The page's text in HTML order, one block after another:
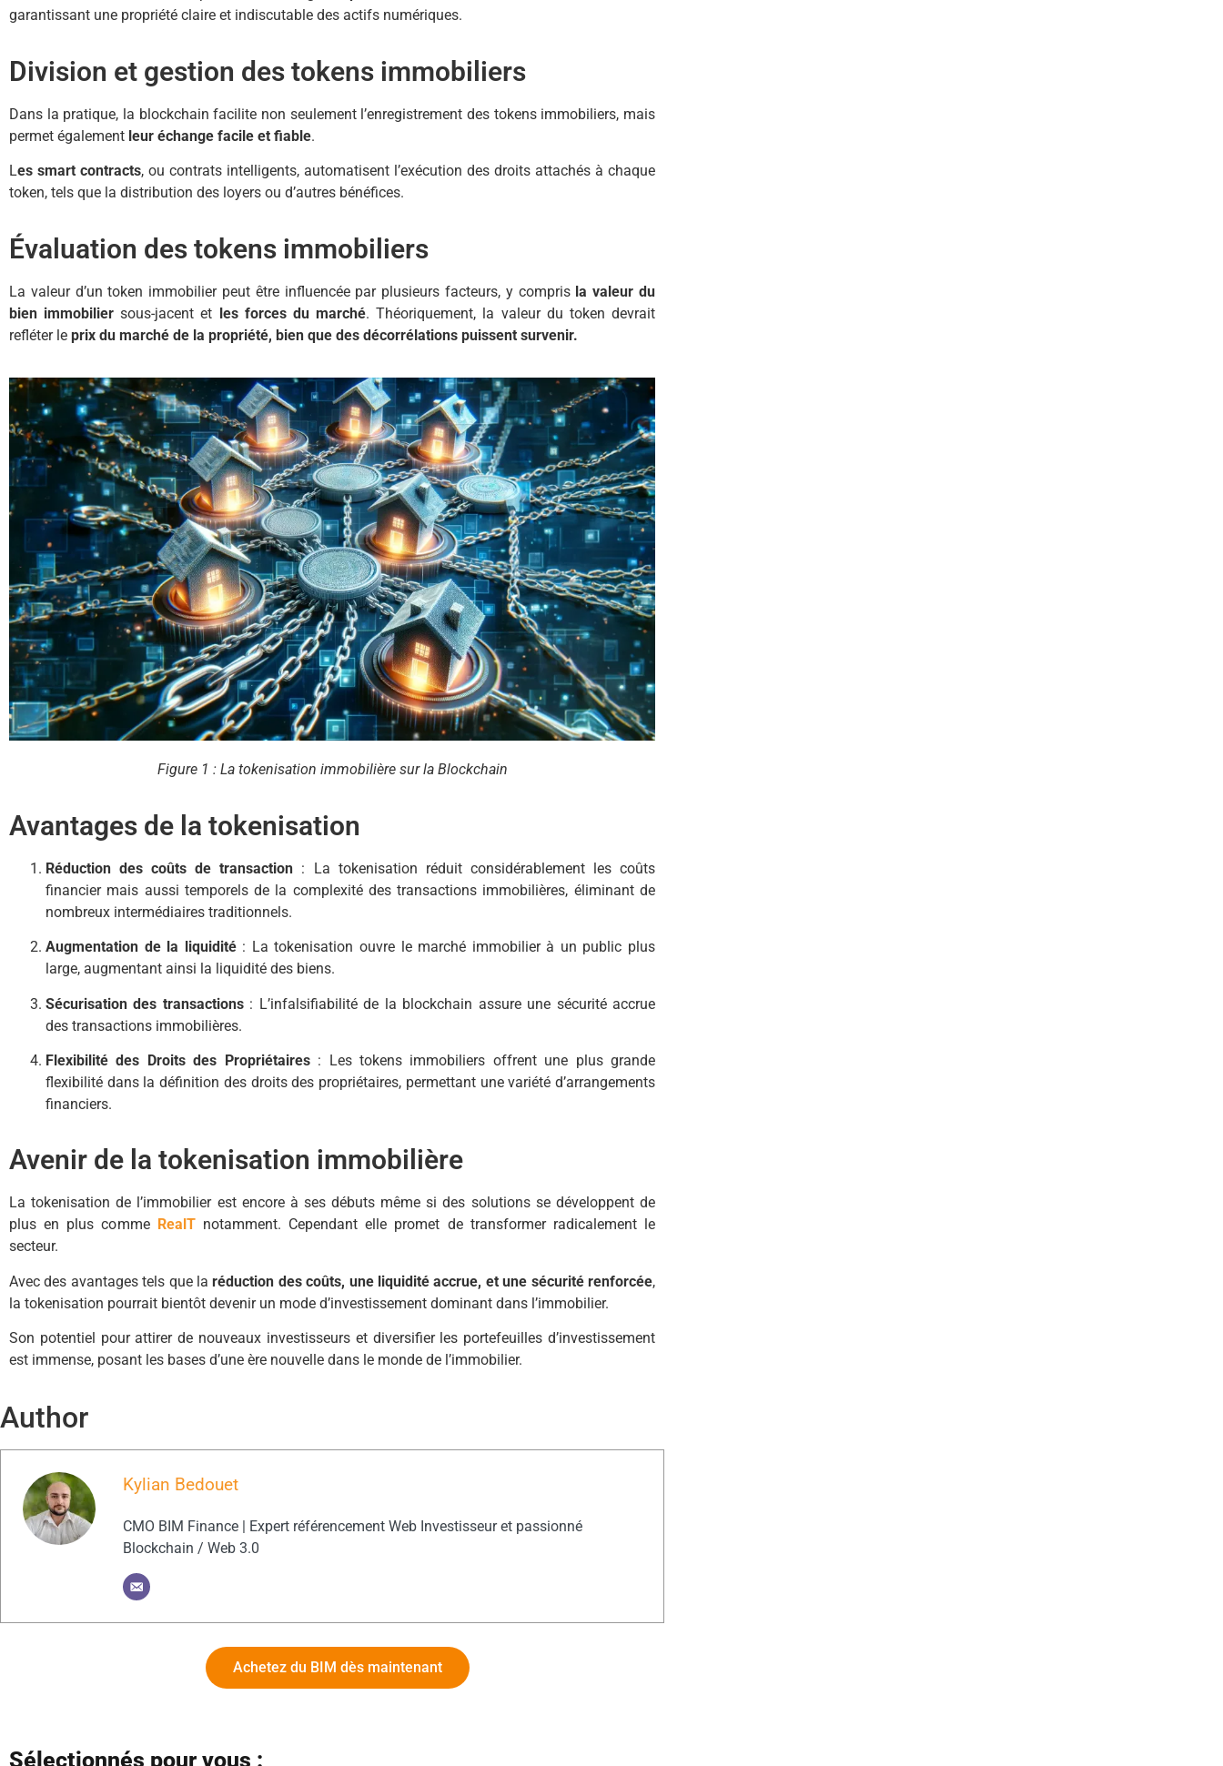
garantissant une propriété claire et indiscutable des actifs numériques.
Division et gestion des tokens immobiliers
Dans la pratique, la blockchain facilite non seulement l’enregistrement des tokens immobiliers, mais
permet également leur échange facile et fiable.
Les smart contracts, ou contrats intelligents, automatisent l’exécution des droits attachés à chaque
token, tels que la distribution des loyers ou d’autres bénéfices.
Évaluation des tokens immobiliers
La valeur d’un token immobilier peut être influencée par plusieurs facteurs, y comprisla valeur du
bien immobilier sous-jacent et les forces du marché. Théoriquement, la valeur du token devrait
refléter le prix du marché de la propriété, bien que des décorrélations puissent survenir.
Figure 1 : La tokenisation immobilière sur la Blockchain
Avantages de la tokenisation
Réduction des coûts de transaction : La tokenisation réduit considérablement les coûts
financier mais aussi temporels de la complexité des transactions immobilières, éliminant de
nombreux intermédiaires traditionnels.
Augmentation de la liquidité: La tokenisation ouvre le marché immobilier à un public plus
large, augmentant ainsi la liquidité des biens.
Sécurisation des transactions: L’infalsifiabilité de la blockchain assure une sécurité accrue
des transactions immobilières.
Flexibilité des Droits des Propriétaires: Les tokens immobiliers offrent une plus grande
flexibilité dans la définition des droits des propriétaires, permettant une variété d’arrangements
financiers.
Avenir de la tokenisation immobilière
La tokenisation de l’immobilier est encore à ses débuts même si des solutions se développent de
plus en plus comme RealTnotamment. Cependant elle promet de transformer radicalement le
secteur.
Avec des avantages tels que laréduction des coûts, une liquidité accrue, et une sécurité renforcée,
la tokenisation pourrait bientôt devenir un mode d’investissement dominant dans l’immobilier.
Son potentiel pour attirer de nouveaux investisseurs et diversifier les portefeuilles d’investissement
est immense, posant les bases d’une ère nouvelle dans le monde de l’immobilier.
Author
Kylian Bedouet
CMO BIM Finance | Expert référencement Web Investisseur et passionné
Blockchain / Web 3.0
Achetez du BIM dès maintenant
Sélectionnés pour vous :